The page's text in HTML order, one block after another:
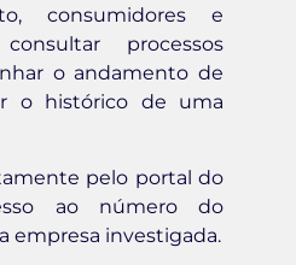
consumidores e
processos
o andamento de
o histórico de uma
pelo portal do
ao número do
empresa investigada.